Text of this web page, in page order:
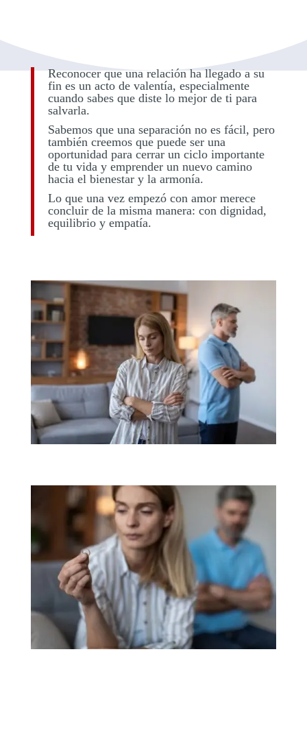
Reconocer que una relación ha llegado a su
fin es un acto de valentía, especialmente
cuando sabes que diste lo mejor de ti para
salvarla.
Sabemos que una separación no es fácil, pero
también creemos que puede ser una
oportunidad para cerrar un ciclo importante
de tu vida y emprender un nuevo camino
hacia el bienestar y la armonía.
Lo que una vez empezó con amor merece
concluir de la misma manera: con dignidad,
equilibrio y empatía.